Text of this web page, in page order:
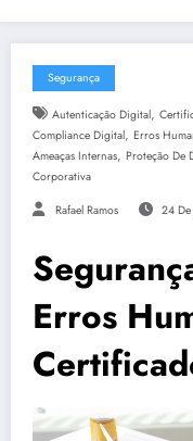
Segurança
Autenticação Digital,
Compliance Digital, Erros
Ameaças Internas, Proteção De
Corporativa
Rafael Ramos 24
Erros